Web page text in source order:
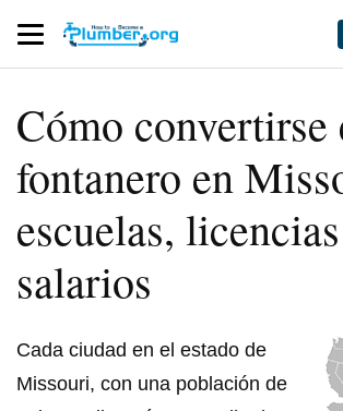
Cómo convertirse
fontanero en
escuelas,
salarios
Cada ciudad en el estado de
Missouri, con una población de